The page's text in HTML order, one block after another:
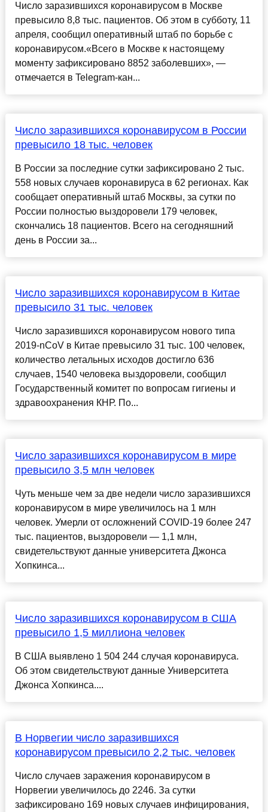
Число заразившихся коронавирусом в Москве
превысило 8,8 тыс. пациентов. Об этом в субботу, 11
апреля, сообщил оперативный штаб по борьбе с
коронавирусом.«Всего в Москве к настоящему
моменту зафиксировано 8852 заболевших», —
отмечается в Telegram-кан...
Число заразившихся коронавирусом в России
превысило 18 тыс. человек
В России за последние сутки зафиксировано 2 тыс.
558 новых случаев коронавируса в 62 регионах. Как
сообщает оперативный штаб Москвы, за сутки по
России полностью выздоровели 179 человек,
скончались 18 пациентов. Всего на сегодняшний
день в России за...
Число заразившихся коронавирусом в Китае
превысило 31 тыс. человек
Число заразившихся коронавирусом нового типа
2019-nCoV в Китае превысило 31 тыс. 100 человек,
количество летальных исходов достигло 636
случаев, 1540 человека выздоровели, сообщил
Государственный комитет по вопросам гигиены и
здравоохранения КНР. По...
Число заразившихся коронавирусом в мире
превысило 3,5 млн человек
Чуть меньше чем за две недели число заразившихся
коронавирусом в мире увеличилось на 1 млн
человек. Умерли от осложнений COVID-19 более 247
тыс. пациентов, выздоровели — 1,1 млн,
свидетельствуют данные университета Джонса
Хопкинса...
Число заразившихся коронавирусом в США
превысило 1,5 миллиона человек
В США выявлено 1 504 244 случая коронавируса.
Об этом свидетельствуют данные Университета
Джонса Хопкинса....
В Норвегии число заразившихся
коронавирусом превысило 2,2 тыс. человек
Число случаев заражения коронавирусом в
Норвегии увеличилось до 2246. За сутки
зафиксировано 169 новых случаев инфицирования,